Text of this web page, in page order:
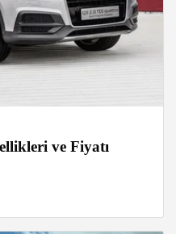
ve Fiyatı